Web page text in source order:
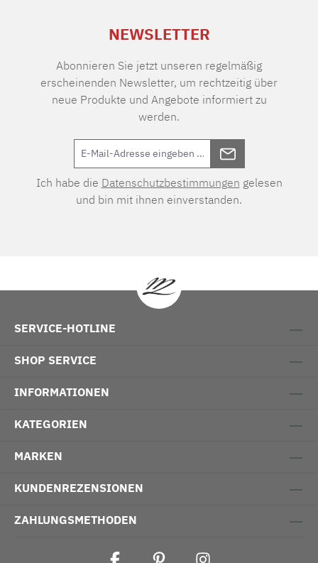
NEWSLETTER
Abonnieren Sie jetzt unseren regelmäßig
erscheinenden Newsletter, um rechtzeitig über
neue Produkte und Angebote informiert zu
werden.
Ich habe die Datenschutzbestimmungen gelesen
und bin mit ihnen einverstanden.
SERVICE-HOTLINE
SHOP SERVICE
INFORMATIONEN
KATEGORIEN
MARKEN
KUNDENREZENSIONEN
ZAHLUNGSMETHODEN